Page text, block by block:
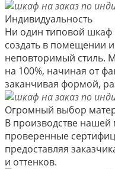
Индивидуальность
Ни один типовой шкаф
создать в помещении
неповторимый стиль.
на 100%, начиная от
заканчивая формой,
Огромный выбор
В производстве нашей
проверенные
предоставляя
и оттенков.